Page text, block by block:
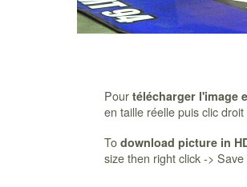
Pour télécharger l'image
en taille réelle puis clic
To download picture in
size then right click ->